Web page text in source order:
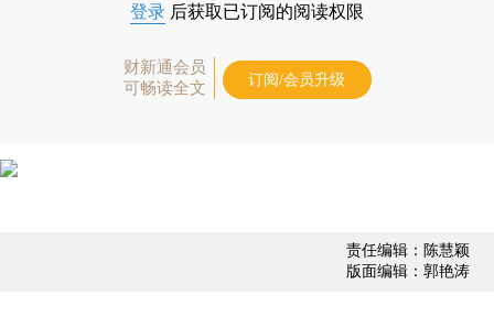
登录 后获取已订阅的阅读权限
财新通会员
可畅读全文
订阅/会员升级
责任编辑：陈慧颖
版面编辑：郭艳涛